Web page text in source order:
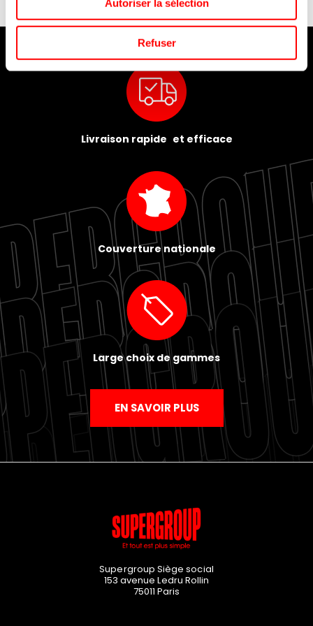
Autoriser la sélection
Refuser
Livraison rapide et efficace
Couverture nationale
Large choix de gammes
EN SAVOIR PLUS
Supergroup Siège social
153 avenue Ledru Rollin
75011 Paris